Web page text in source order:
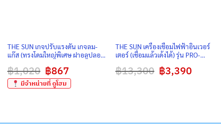
THE SUN เกจปรับแรงดัน เกจลม-
แก๊ส (ทรงโดมใหญ่พิเศษ ฝาอลูปลอด
งานเชื่อม-ตัดเหล็ก
฿1,020 Original
price
was:
฿1,020.
฿867Current
is:
฿867.
มีจำหน่ายที่ ดูโฮม
THE SUN เครื่องเชื่อมไฟฟ้าอินเวอร์
เตอร์ (เชื่อมแล้วเด้งได้) รุ่น PRO-
฿13,300 Original
price
฿3,390Current
price